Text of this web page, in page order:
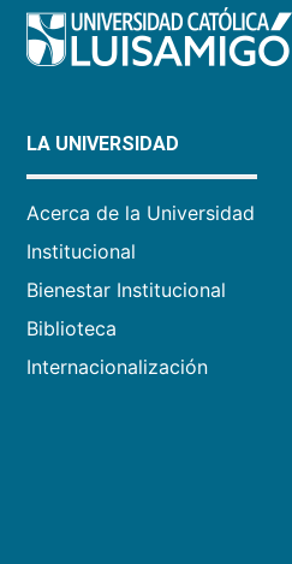
LA UNIVERSIDAD
Acerca de la Universidad
Institucional
Bienestar Institucional
Biblioteca
Internacionalización